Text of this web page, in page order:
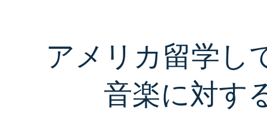
アメリカ留学し
音楽に対す